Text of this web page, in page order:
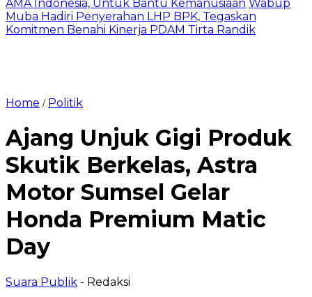
AMA Indonesia, Untuk Bantu Kemanusiaan Wabup
Muba Hadiri Penyerahan LHP BPK, Tegaskan
Komitmen Benahi Kinerja PDAM Tirta Randik
Home / Politik
Ajang Unjuk Gigi Produk
Skutik Berkelas, Astra
Motor Sumsel Gelar
Honda Premium Matic
Day
Suara Publik - Redaksi